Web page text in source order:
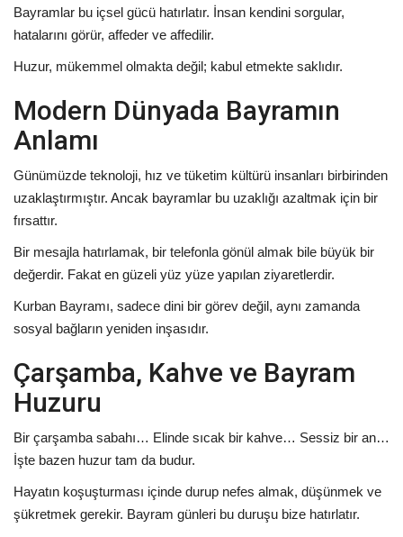
Bayramlar bu içsel gücü hatırlatır. İnsan kendini sorgular,
hatalarını görür, affeder ve affedilir.
Huzur, mükemmel olmakta değil; kabul etmekte saklıdır.
Modern Dünyada Bayramın
Anlamı
Günümüzde teknoloji, hız ve tüketim kültürü insanları birbirinden
uzaklaştırmıştır. Ancak bayramlar bu uzaklığı azaltmak için bir
fırsattır.
Bir mesajla hatırlamak, bir telefonla gönül almak bile büyük bir
değerdir. Fakat en güzeli yüz yüze yapılan ziyaretlerdir.
Kurban Bayramı, sadece dini bir görev değil, aynı zamanda
sosyal bağların yeniden inşasıdır.
Çarşamba, Kahve ve Bayram
Huzuru
Bir çarşamba sabahı… Elinde sıcak bir kahve… Sessiz bir an…
İşte bazen huzur tam da budur.
Hayatın koşuşturması içinde durup nefes almak, düşünmek ve
şükretmek gerekir. Bayram günleri bu duruşu bize hatırlatır.